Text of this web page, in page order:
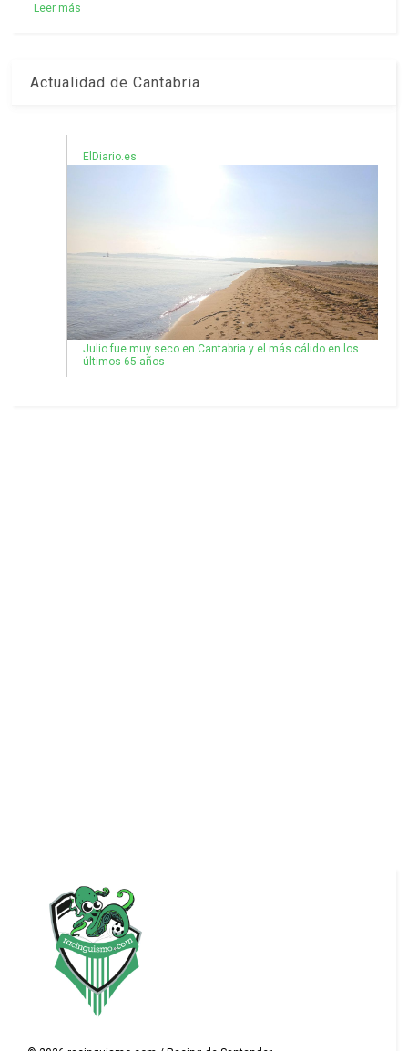
Leer más
Actualidad de Cantabria
ElDiario.es
Julio fue muy seco en Cantabria y el más cálido en los
últimos 65 años